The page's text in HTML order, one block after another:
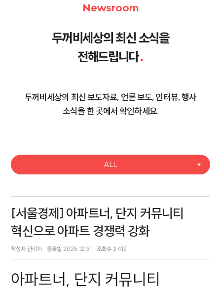
Newsroom
두꺼비세상의 최신 소식을
전해드립니다.
두꺼비세상의 최신 보도자료, 언론 보도, 인터뷰, 행사
소식을 한 곳에서 확인하세요.
ALL
[서울경제] 아파트너, 단지 커뮤니티
혁신으로 아파트 경쟁력 강화
작성자 관리자 등록일 2025.12.31 조회수 2,412
아파트너, 단지 커뮤니티